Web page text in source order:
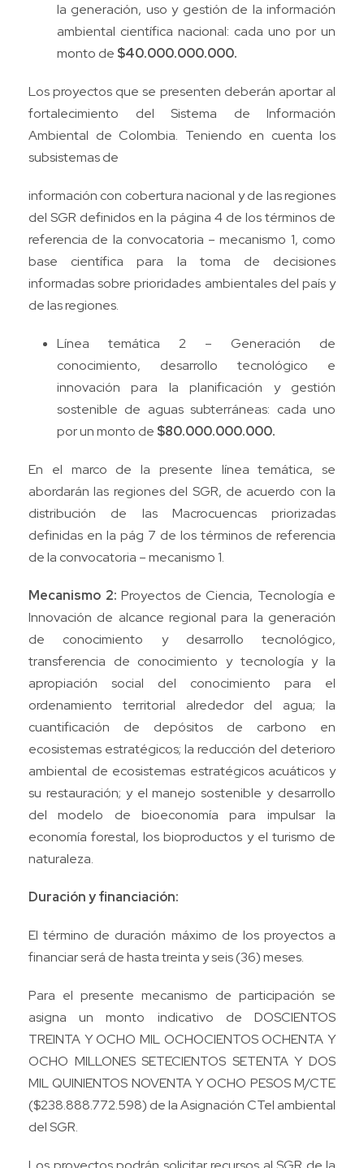
la generación, uso y gestión de la información
ambiental científica nacional: cada uno por un
monto de $40.000.000.000.
Los proyectos que se presenten deberán aportar al
fortalecimiento del Sistema de Información
Ambiental de Colombia. Teniendo en cuenta los
subsistemas de
información con cobertura nacional y de las regiones
del SGR definidos en la página 4 de los términos de
referencia de la convocatoria – mecanismo 1, como
base científica para la toma de decisiones
informadas sobre prioridades ambientales del país y
de las regiones.
Línea temática 2 – Generación de
conocimiento, desarrollo tecnológico e
innovación para la planificación y gestión
sostenible de aguas subterráneas: cada uno
por un monto de $80.000.000.000.
En el marco de la presente línea temática, se
abordarán las regiones del SGR, de acuerdo con la
distribución de las Macrocuencas priorizadas
definidas en la pág 7 de los términos de referencia
de la convocatoria – mecanismo 1.
Mecanismo 2: Proyectos de Ciencia, Tecnología e
Innovación de alcance regional para la generación
de conocimiento y desarrollo tecnológico,
transferencia de conocimiento y tecnología y la
apropiación social del conocimiento para el
ordenamiento territorial alrededor del agua; la
cuantificación de depósitos de carbono en
ecosistemas estratégicos; la reducción del deterioro
ambiental de ecosistemas estratégicos acuáticos y
su restauración; y el manejo sostenible y desarrollo
del modelo de bioeconomía para impulsar la
economía forestal, los bioproductos y el turismo de
naturaleza.
Duración y financiación:
El término de duración máximo de los proyectos a
financiar será de hasta treinta y seis (36) meses.
Para el presente mecanismo de participación se
asigna un monto indicativo de DOSCIENTOS
TREINTA Y OCHO MIL OCHOCIENTOS OCHENTA Y
OCHO MILLONES SETECIENTOS SETENTA Y DOS
MIL QUINIENTOS NOVENTA Y OCHO PESOS M/CTE
($238.888.772.598) de la Asignación CTeI ambiental
del SGR.